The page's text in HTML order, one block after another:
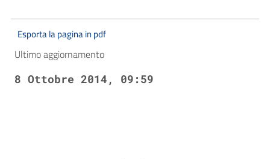
Esporta la pagina in pdf
Ultimo aggiornamento
8 Ottobre 2014, 09:59